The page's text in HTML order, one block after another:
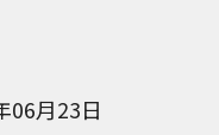
06月23日